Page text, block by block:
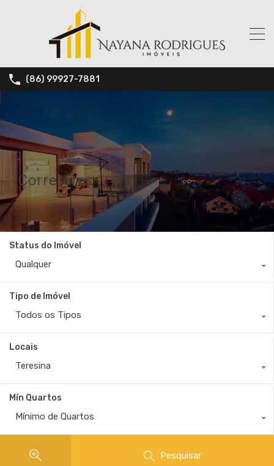
(86) 99927-7881
Corretores
Status do Imóvel
Qualquer
Tipo de Imóvel
Todos os Tipos
Locais
Teresina
Mín Quartos
Mínimo de Quartos
Pesquisar